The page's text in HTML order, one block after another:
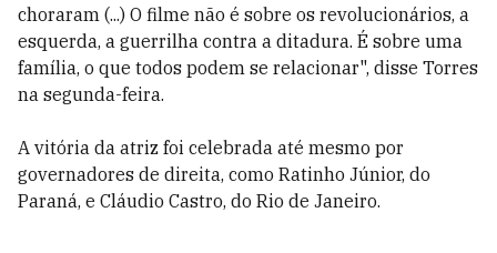
choraram (...) O filme não é sobre os revolucionários, a
esquerda, a guerrilha contra a ditadura. É sobre uma
família, o que todos podem se relacionar", disse Torres
na segunda-feira.
A vitória da atriz foi celebrada até mesmo por
governadores de direita, como Ratinho Júnior, do
Paraná, e Cláudio Castro, do Rio de Janeiro.